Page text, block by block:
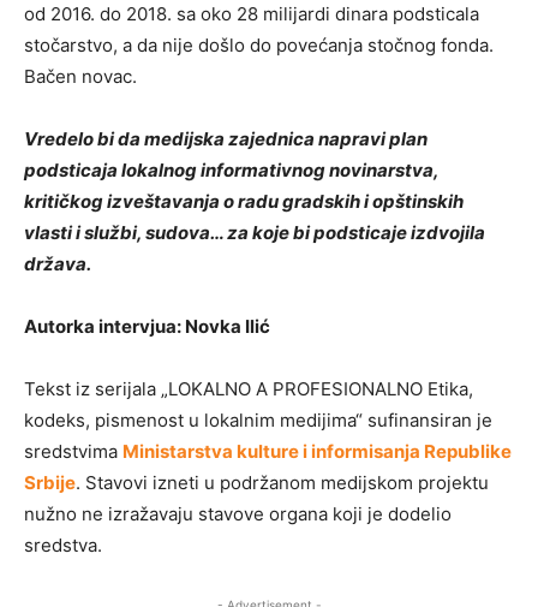
od 2016. do 2018. sa oko 28 milijardi dinara podsticala
stočarstvo, a da nije došlo do povećanja stočnog fonda.
Bačen novac.
Vredelo bi da medijska zajednica napravi plan
podsticaja lokalnog informativnog novinarstva,
kritičkog izveštavanja o radu gradskih i opštinskih
vlasti i službi, sudova… za koje bi podsticaje izdvojila
država.
Autorka intervjua: Novka Ilić
Tekst iz serijala „LOKALNO A PROFESIONALNO Etika,
kodeks, pismenost u lokalnim medijima“ sufinansiran je
sredstvima Ministarstva kulture i informisanja Republike
Srbije. Stavovi izneti u podržanom medijskom projektu
nužno ne izražavaju stavove organa koji je dodelio
sredstva.